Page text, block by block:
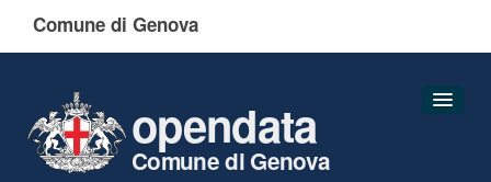
Comune di Genova
opendata
Comune di Genova